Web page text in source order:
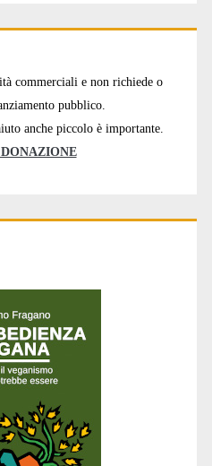
commerciali e non richiede o
pubblico.
anche piccolo è importante.